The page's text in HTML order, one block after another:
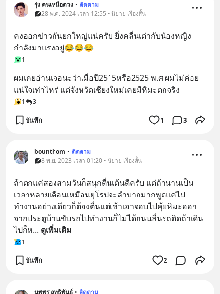
รุ่ง ฅนเหนือดวง • ติดตาม
28 พ.ค. 2024 เวลา 12:55 • นิยาย เรื่องสั้น
คงออกข่าวกันยกใหญ่แน่ครับ ยิ่งคลื่นเต่ากับน้องหญิง
กำลังมาแรงอยู่😂😂😂
1
ผมเคยอ่านเจอนะว่าเมื่อปี2515หรือ2525 พ.ศ ผมไม่ค่อย
แน่ใจเท่าไหร่ แต่จังหวัดเชียงใหม่เคยมีหิมะตกจริง
1 3
บันทึก 1 3
bounthom • ติดตาม
8 พ.ย. 2023 เวลา 01:20 • นิยาย เรื่องสั้น
ถ้าตกแค่สองสามวันก็สนุกตื่นเต้นดีครับ แต่ถ้านานเป็น
เวลาหลายเดือนเหมือนยุโรปจะลำบากมากพูดแค่ไป
ทำงานอย่างเดียวก็ต้องตื่นแต่เช้าเอาจอบไปคุ้ยหิมะออก
จากประตูบ้านขับรถไปทำงานก็ไม่ได้ถนนลื่นรถติดถ้าเดิน
ไปก็ห... ดูเพิ่มเติม
1
บันทึก 2
นพพร สุทธิพันธ์ • ติดตาม